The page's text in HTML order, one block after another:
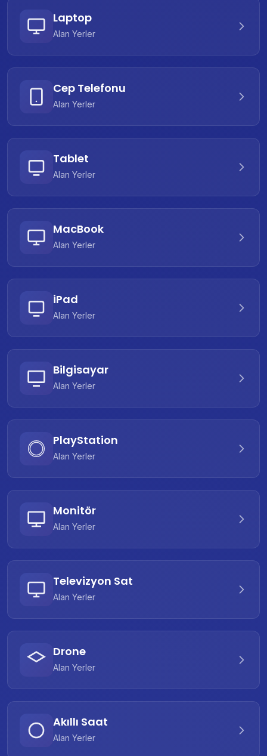
Laptop
Alan Yerler
Cep Telefonu
Alan Yerler
Tablet
Alan Yerler
MacBook
Alan Yerler
iPad
Alan Yerler
Bilgisayar
Alan Yerler
PlayStation
Alan Yerler
Monitör
Alan Yerler
Televizyon Sat
Alan Yerler
Drone
Alan Yerler
Akıllı Saat
Alan Yerler